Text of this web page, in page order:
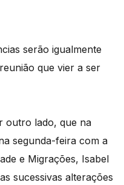
serão igualmente
que vier a ser
outro lado, que na
segunda-feira com a
e Migrações, Isabel
sucessivas alterações